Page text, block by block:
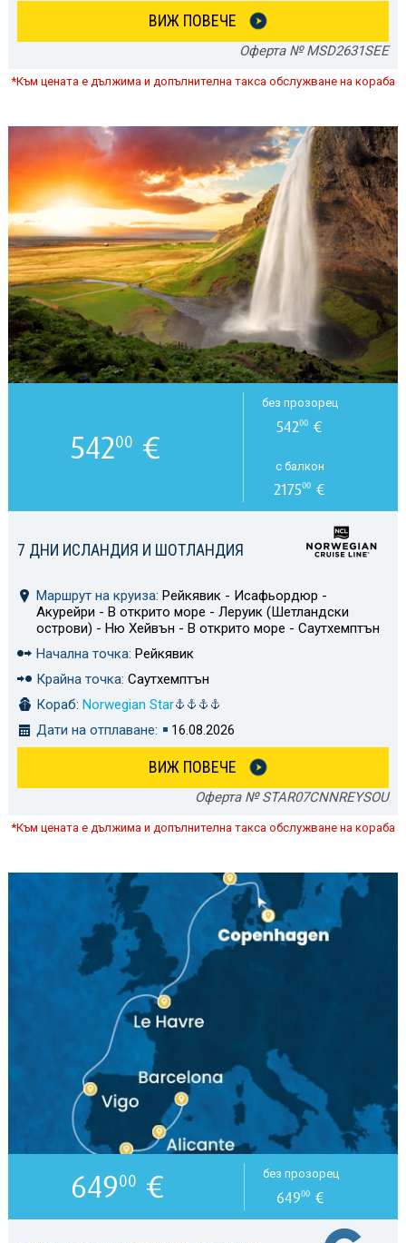
ВИЖ ПОВЕЧЕ
Оферта № MSD2631SEE
*Към цената е дължима и допълнителна такса обслужване на кораба
7 ДНИ ИСЛАНДИЯ И ШОТЛАНДИЯ
Маршрут на круиза: Рейкявик - Исафьордюр -
Акурейри - В открито море - Леруик (Шетландски
острови) - Ню Хейвън - В открито море - Саутхемптън
Начална точка: Рейкявик
Крайна точка: Саутхемптън
Кораб: Norwegian Star
Дати на отплаване:
16.08.2026
ВИЖ ПОВЕЧЕ
Оферта № STAR07CNNREYSOU
54200 €
без прозорец
54200 €
с балкон
217500 €
*Към цената е дължима и допълнителна такса обслужване на кораба
64900 € без прозорец
64900 €